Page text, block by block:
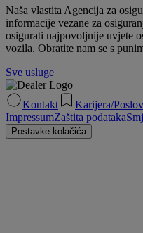
Naša vlastita Agencija za
informacije vezane za
osigurati najpovoljnije uvjete
vozila. Obratite nam se s
Sve usluge
Kontakt
Karijera/
ImpressumZaštita podataka
Postavke kolačića